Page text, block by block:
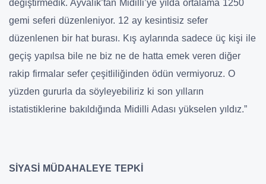
değiştirmedik. Ayvalık’tan Midilli’ye yılda ortalama 1250
gemi seferi düzenleniyor. 12 ay kesintisiz sefer
düzenlenen bir hat burası. Kış aylarında sadece üç kişi ile
geçiş yapılsa bile ne biz ne de hatta emek veren diğer
rakip firmalar sefer çeşitliliğinden ödün vermiyoruz. O
yüzden gururla da söyleyebiliriz ki son yılların
istatistiklerine bakıldığında Midilli Adası yükselen yıldız.”
SİYASİ MÜDAHALEYE TEPKİ